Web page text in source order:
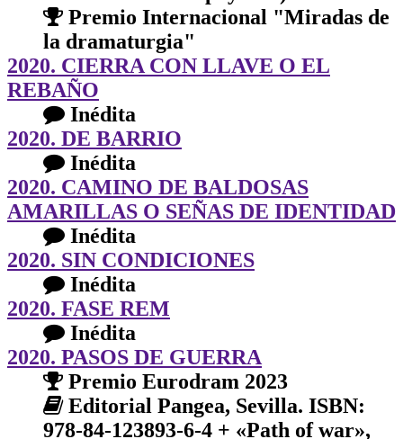
Premio Internacional "Miradas de
la dramaturgia"
2020. CIERRA CON LLAVE O EL
REBAÑO
Inédita
2020. DE BARRIO
Inédita
2020. CAMINO DE BALDOSAS
AMARILLAS O SEÑAS DE IDENTIDAD
Inédita
2020. SIN CONDICIONES
Inédita
2020. FASE REM
Inédita
2020. PASOS DE GUERRA
Premio Eurodram 2023
Editorial Pangea, Sevilla. ISBN:
978-84-123893-6-4 + «Path of war»,